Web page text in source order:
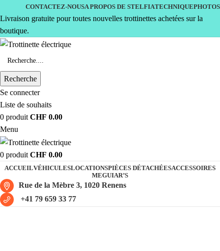
CONTACTEZ-NOUSA PROPOS DE STELFIATECHNIQUEPHOTOS
Livraison gratuite pour toutes nouvelles trottinettes achetées sur la
boutique.
Recherche
Se connecter
Liste de souhaits
0 produit CHF 0.00
Menu
0 produit CHF 0.00
ACCUEILVÉHICULESLOCATIONSPIÈCES DÉTACHÉESACCESSOIRES
MEGUIAR’S
Rue de la Mèbre 3, 1020 Renens
+41 79 659 33 77